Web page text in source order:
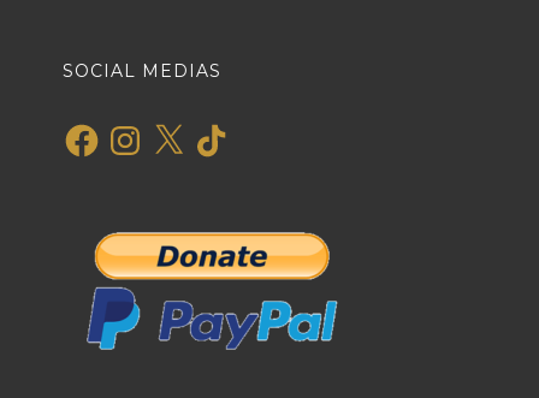
SOCIAL MEDIAS
FacebookInstagram
X TikTok